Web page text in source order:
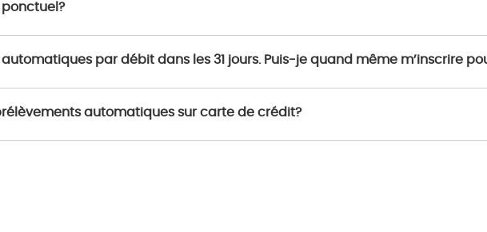
par débit dans les 31 jours. Puis-je quand même m’inscrire
automatiques sur carte de crédit?